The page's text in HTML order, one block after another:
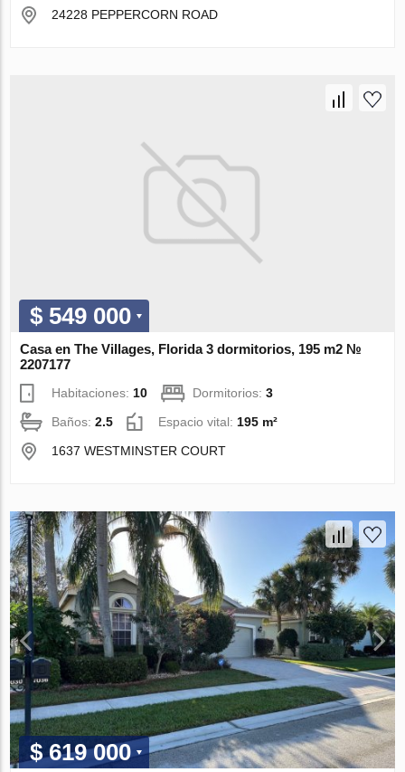
24228 PEPPERCORN ROAD
$ 549 000
Casa en The Villages, Florida 3 dormitorios, 195 m2 №
2207177
Habitaciones: 10 Dormitorios:3
Baños:2.5 Espacio vital: 195 m²
1637 WESTMINSTER COURT
$ 619 000